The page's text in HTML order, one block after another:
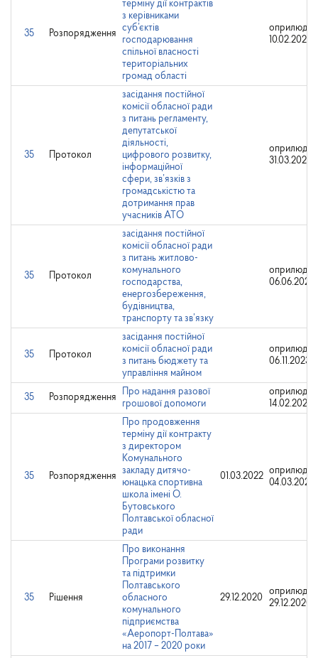
35 Розпорядження
терміну дії контрактів
з керівниками
суб’єктів
господарювання
спільної власності
територіальних
громад області
10.02.2025
35 Протокол
засідання постійної
комісії обласної ради
з питань регламенту,
депутатської
діяльності,
цифрового розвитку,
інформаційної
сфери, зв’язків з
громадськістю та
дотримання прав
учасників АТО
31.03.2026
35 Протокол
засідання постійної
комісії обласної ради
з питань житлово-
комунального
господарства,
енергозбереження,
будівництва,
транспорту та зв’язку
06.06.2025
35 Протокол
засідання постійної
комісії обласної ради
з питань бюджету та
управління майном
06.11.2023
35 Розпорядження
Про надання разової
грошової допомоги
14.02.2024
35 Розпорядження
Про продовження
терміну дії контракту
з директором
Комунального
закладу дитячо-
юнацька спортивна
школа імені О.
Бутовського
Полтавської обласної
ради
01.03.2022
04.03.2022
35 Рішення
Про виконання
Програми розвитку
та підтримки
Полтавського
обласного
комунального
підприємства
«Аеропорт-Полтава»
на 2017 – 2020 роки
29.12.2020
29.12.2020